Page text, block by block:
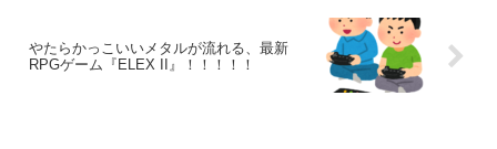
やたらかっこいいメタルが流れる、最新
RPGゲーム『ELEX II』！！！！！